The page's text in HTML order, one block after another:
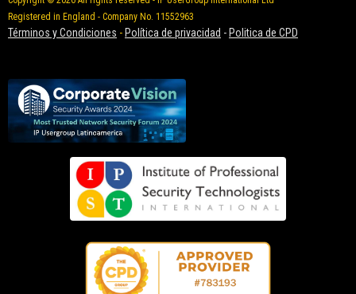
Registered in England - Company No. 11552963
Términos y Condiciones - Política de privacidad - Politica de CPD